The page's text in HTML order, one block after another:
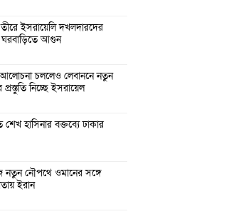
ইসরায়েলি দখলদারদের
ঘরবাড়িতে আগুন
চললেও লেবাননে নতুন
প্রস্তুতি নিচ্ছে ইসরায়েল
শেখ হাসিনার বক্তব্যে ঢাকার
নতুন নৌপথে ওমানের সঙ্গে
ইরান